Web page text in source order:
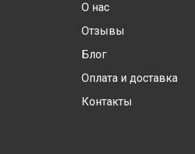
О нас
Отзывы
Блог
Оплата и доставка
Контакты